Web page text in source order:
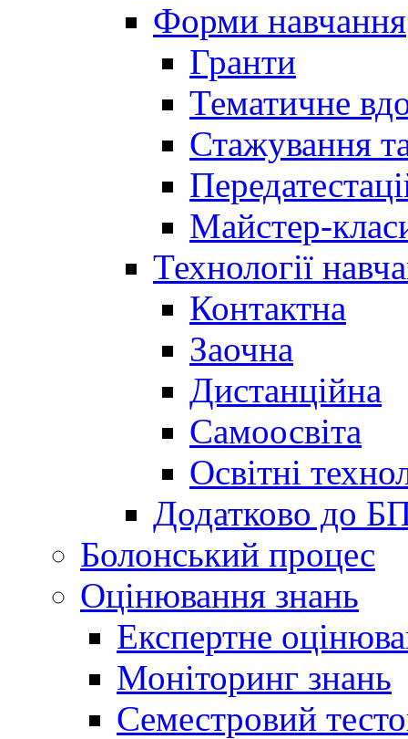
Форми навчання
Гранти
Тематичне
Стажування
Майстер-
Технології
Контактна
Заочна
Дистанційна
Самоосвіта
Освітні
Додатково до
Болонський процес
Оцінювання знань
Експертне
Моніторинг знань
Семестровий